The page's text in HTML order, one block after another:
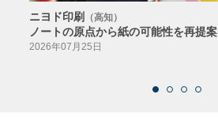
ニヨド印刷 （高知）
ノートの原点から紙の可能性を再提案
2026年07月25日